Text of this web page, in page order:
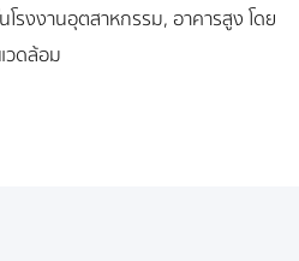
รงงานอุตสาหกรรม, อาคารสูง โดย
วดล้อม